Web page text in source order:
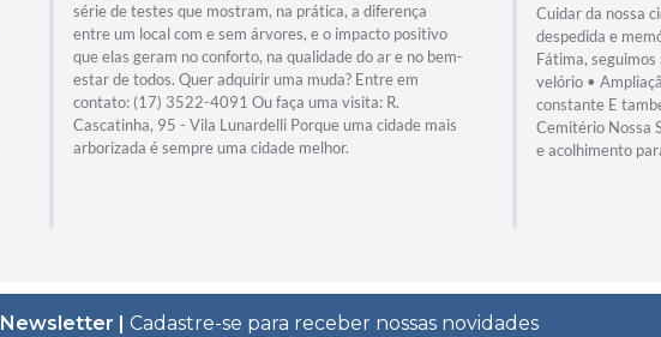
série de testes que mostram, na prática, a diferença
entre um local com e sem árvores, e o impacto positivo
que elas geram no conforto, na qualidade do ar e no bem-
estar de todos. Quer adquirir uma muda? Entre em
contato: (17) 3522-4091 Ou faça uma visita: R.
Cascatinha, 95 - Vila Lunardelli Porque uma cidade mais
arborizada é sempre uma cidade melhor.
Cuidar da nossa
despedida e
Fátima,
velório •
constante E
Cemitério Nossa
e acolhimento
Newsletter | Cadastre-se para receber nossas novidades